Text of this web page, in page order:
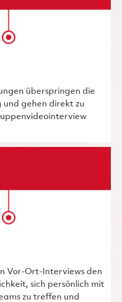
überspringen die
und gehen direkt zu
Vor-Ort-Interviews den
sich persönlich mit
zu treffen und